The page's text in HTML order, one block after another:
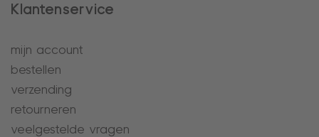
Klantenservice
mijn account
bestellen
verzending
retourneren
veelgestelde vragen